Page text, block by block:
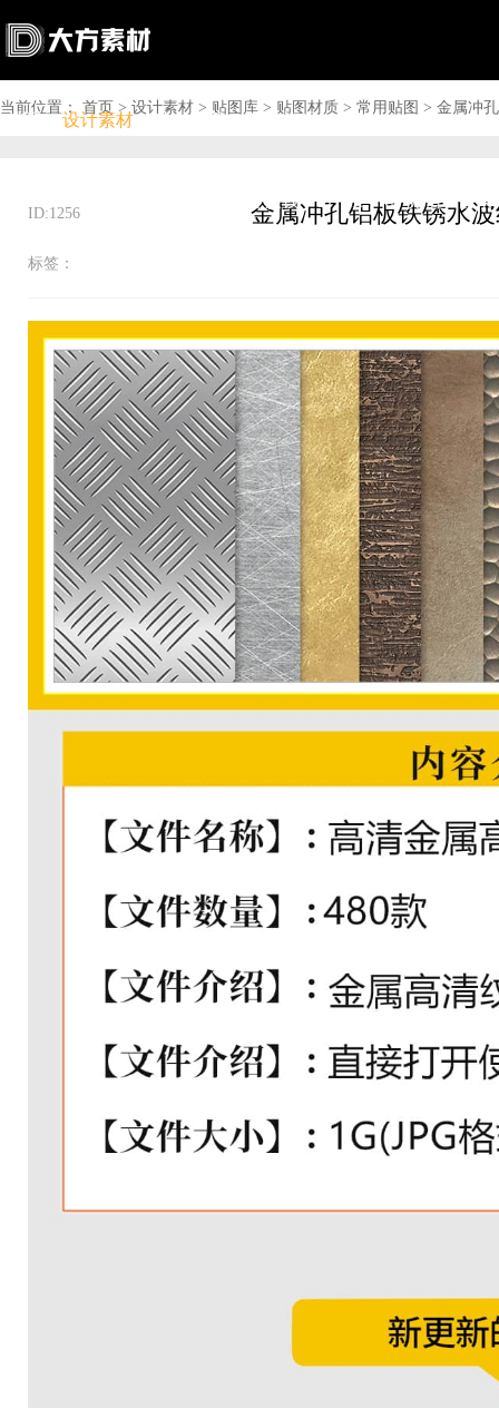
首页 设计素材 软件下载 问答资讯 商城
上传赚钱  VIP  充值 登录
当前位置：首页 >设计素材 > 贴图库 > 贴图材质 > 常用贴图 > 金属冲
ID:1256
标签：